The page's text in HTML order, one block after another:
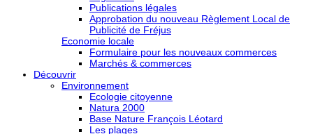
Publications légales
Approbation du nouveau Règlement Local de
Publicité de Fréjus
Economie locale
Formulaire pour les nouveaux commerces
Marchés & commerces
Découvrir
Environnement
Ecologie citoyenne
Natura 2000
Base Nature François Léotard
Les plages